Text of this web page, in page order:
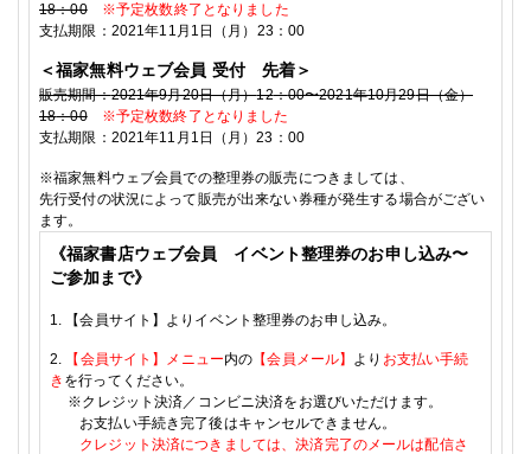
18：00※予定枚数終了となりました
支払期限： 2021年11月1 日（月） 23： 00
＜福家無料ウェブ会員 受付 先着＞
販売期間：2021年9月20日（月）12：00〜2021年10月29日（金）
18：00※予定枚数終了となりました
支払期限： 2021年11月1 日（月）23 ： 00
※福家無料ウェブ会員での整理券の販売につきましては、
先行受付の状況によって販売が出来ない券種が発生する場合がござい
ます。
《福家書店ウェブ会員 イベント整理券のお申し込み〜
ご参加まで》
1. 【会員サイト】よりイベント整理券のお申し込み。
2. 【会員サイト】メニュー内の 【会員メール】 より お支払い手続
き を行ってください。
※クレジット決済／コンビニ決済をお選びいただけます。
お支払い手続き完了後はキャンセルできません。
クレジット決済につきましては、決済完了のメールは配信さ